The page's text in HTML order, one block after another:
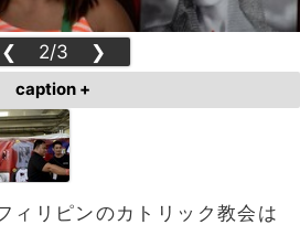
❮ 2/3 ❯
caption +
ィリピンのカトリック教会は